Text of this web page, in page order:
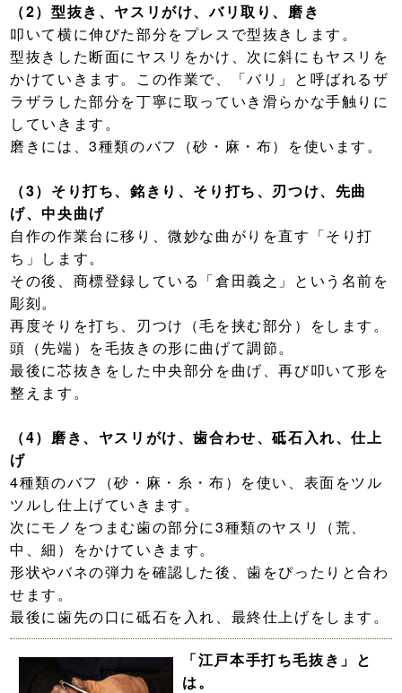
（2）型抜き、ヤスリがけ、バリ取り、磨き
叩いて横に伸びた部分をプレスで型抜きします。
型抜きした断面にヤスリをかけ、次に斜にもヤスリを
かけていきます。この作業で、「バリ」と呼ばれるザ
ラザラした部分を丁寧に取っていき滑らかな手触りに
していきます。
磨きには、3種類のバフ（砂・麻・布）を使います。
（3）そり打ち、銘きり、そり打ち、刃つけ、先曲
げ、中央曲げ
自作の作業台に移り、微妙な曲がりを直す「そり打
ち」します。
その後、商標登録している「倉田義之」という名前を
彫刻。
再度そりを打ち、刃つけ（毛を挟む部分）をします。
頭（先端）を毛抜きの形に曲げて調節。
最後に芯抜きをした中央部分を曲げ、再び叩いて形を
整えます。
（4）磨き、ヤスリがけ、歯合わせ、砥石入れ、仕上
げ
4種類のバフ（砂・麻・糸・布）を使い、表面をツル
ツルし仕上げていきます。
次にモノをつまむ歯の部分に3種類のヤスリ（荒、
中、細）をかけていきます。
形状やバネの弾力を確認した後、歯をぴったりと合わ
せます。
最後に歯先の口に砥石を入れ、最終仕上げをします。
「江戸本手打ち毛抜き」と
は。